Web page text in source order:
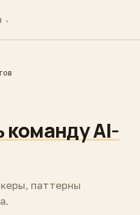
▾
команду AI-
паттерны